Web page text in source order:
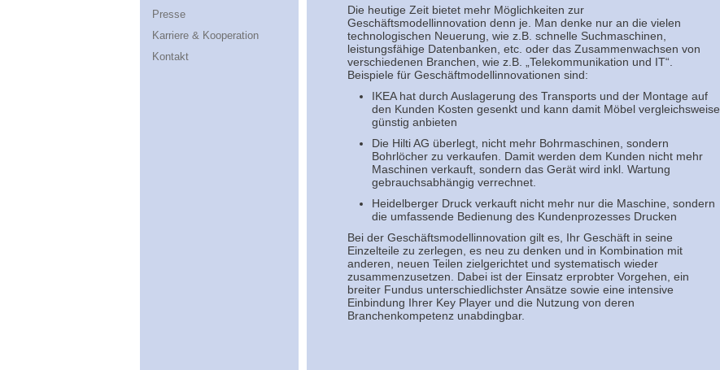
Die heutige Zeit bietet mehr Möglichkeiten zur
Geschäftsmodellinnovation denn je. Man denke nur an die vielen
technologischen Neuerung, wie z.B. schnelle Suchmaschinen,
leistungsfähige Datenbanken, etc. oder das Zusammenwachsen von
verschiedenen Branchen, wie z.B. „Telekommunikation und IT“.
Beispiele für Geschäftmodellinnovationen sind:
IKEA hat durch Auslagerung des Transports und der Montage auf
den Kunden Kosten gesenkt und kann damit Möbel vergleichsweise
günstig anbieten
Die Hilti AG überlegt, nicht mehr Bohrmaschinen, sondern
Bohrlöcher zu verkaufen. Damit werden dem Kunden nicht mehr
Maschinen verkauft, sondern das Gerät wird inkl. Wartung
gebrauchsabhängig verrechnet.
Heidelberger Druck verkauft nicht mehr nur die Maschine, sondern
die umfassende Bedienung des Kundenprozesses Drucken
Bei der Geschäftsmodellinnovation gilt es, Ihr Geschäft in seine
Einzelteile zu zerlegen, es neu zu denken und in Kombination mit
anderen, neuen Teilen zielgerichtet und systematisch wieder
zusammenzusetzen. Dabei ist der Einsatz erprobter Vorgehen, ein
breiter Fundus unterschiedlichster Ansätze sowie eine intensive
Einbindung Ihrer Key Player und die Nutzung von deren
Branchenkompetenz unabdingbar.
Presse
Karriere & Kooperation
Kontakt